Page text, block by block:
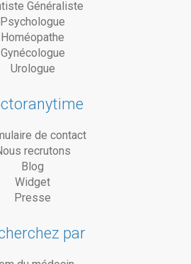
Généraliste
Psychologue
Homéopathe
Gynécologue
Urologue
de contact
recrutons
Blog
Widget
Presse
par